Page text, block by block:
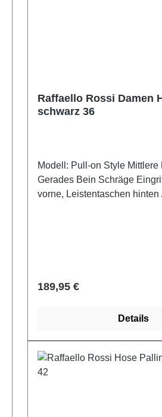
Raffaello Rossi Damen
schwarz 36
Modell: Pull-on Style Mittlere Leibhöhe
Gerades Bein Schräge Eingriffstaschen
vorne, Leistentaschen hinten Artikel: Edler
Regulärer Preis:
189,95 €
Details